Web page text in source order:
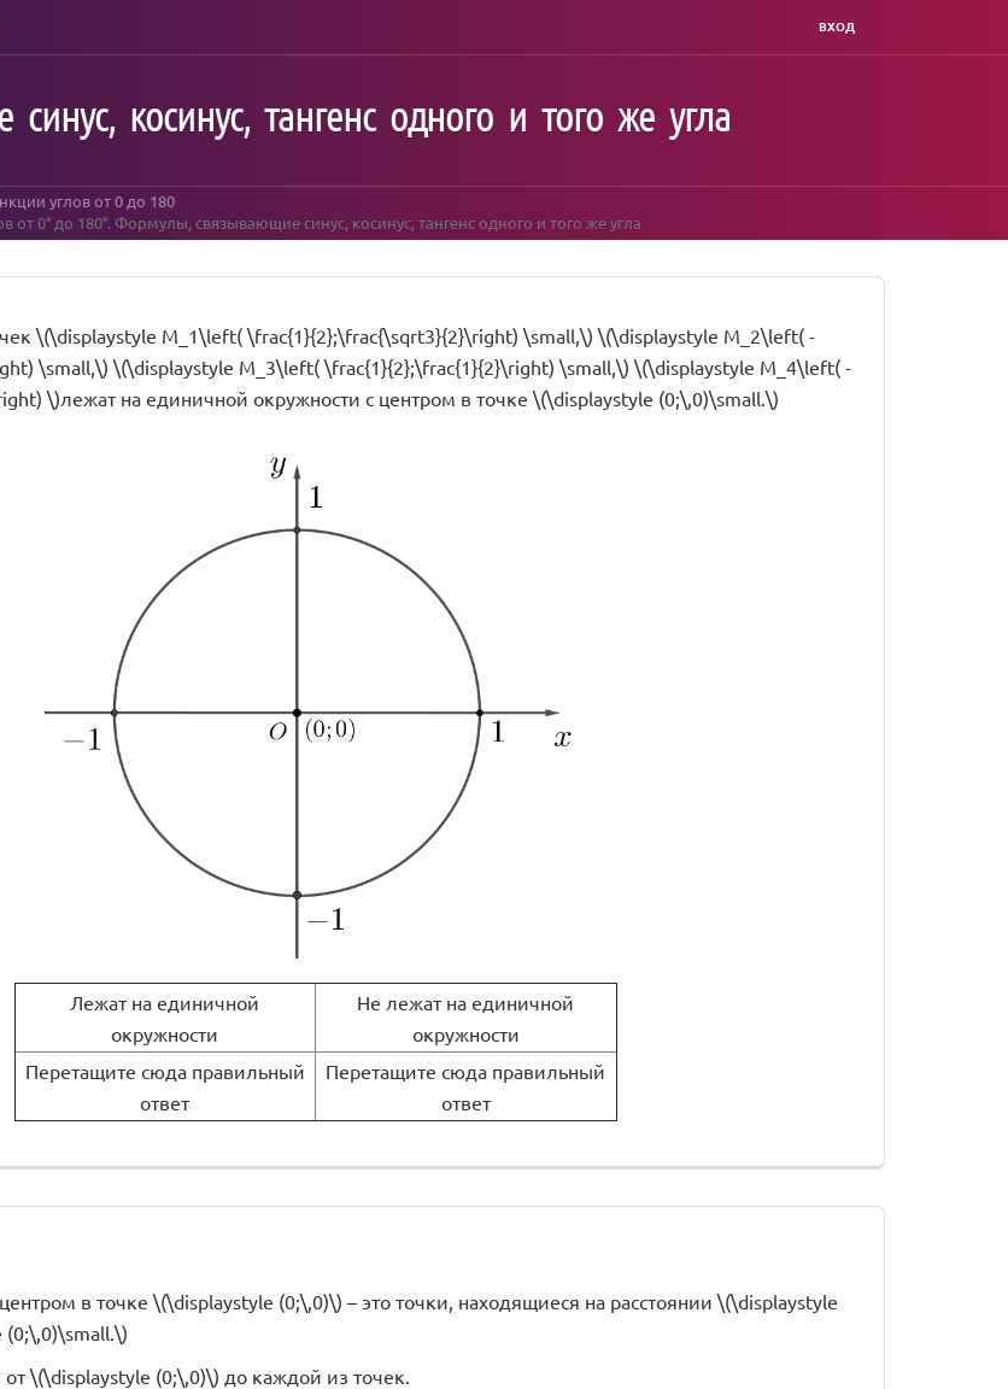
ВХОД
косинус, тангенс одного и того же угла
углов от 0 до 180
0° до 180°. Формулы, связывающие синус, косинус, тангенс одного и того же угла
\(\displaystyle M_1\left( \frac{1}{2};\frac{\sqrt3}{2}\right) \small,\) \(\displaystyle M_2\left( -
\small,\) \(\displaystyle M_3\left( \frac{1}{2};\frac{1}{2}\right) \small,\) \(\displaystyle M_4\left( -
\)лежат на единичной окружности с центром в точке \(\displaystyle (0;\,0)\small.\)
Лежат на единичной
окружности
Не лежат на единичной
окружности
Перетащите сюда правильный
ответ
Перетащите сюда правильный
ответ
в точке \(\displaystyle (0;\,0)\) – это точки, находящиеся на расстоянии \(\displaystyle
(0;\,0)\small.\)
от \(\displaystyle (0;\,0)\) до каждой из точек.